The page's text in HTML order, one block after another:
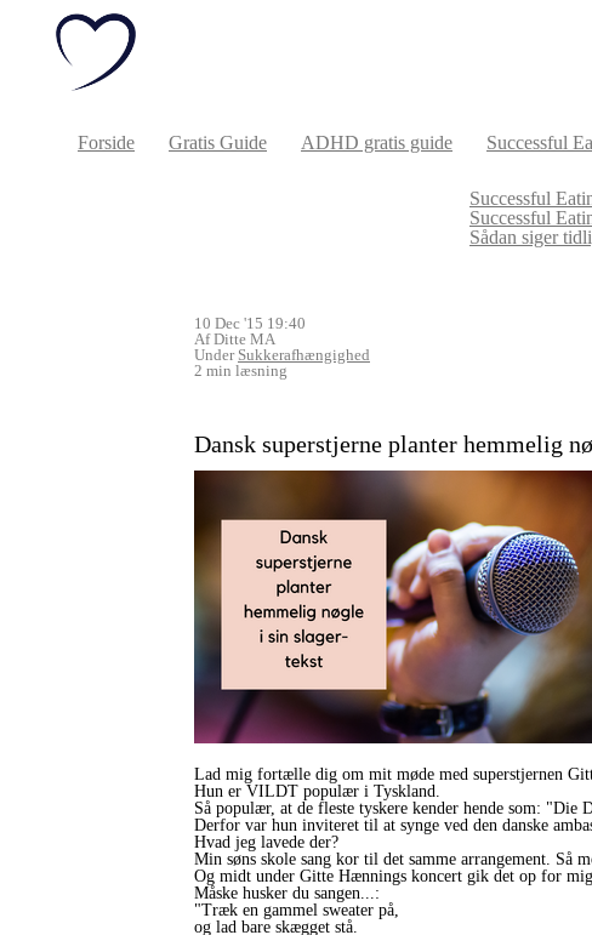
Forside Gratis Guide ADHD gratis guide Successful
Successful
Successful
Sådan siger
10 Dec '15 19:40
Af Ditte MA
Under Sukkerafhængighed
2 min læsning
Dansk superstjerne planter hemmelig
Lad mig fortælle dig om mit møde med superstjernen
Hun er VILDT populær i Tyskland.
Så populær, at de fleste tyskere kender hende som: "Die
Derfor var hun inviteret til at synge ved den danske
Hvad jeg lavede der?
Min søns skole sang kor til det samme arrangement. Så
Og midt under Gitte Hænnings koncert gik det op for
Måske husker du sangen...:
"Træk en gammel sweater på,
og lad bare skægget stå.